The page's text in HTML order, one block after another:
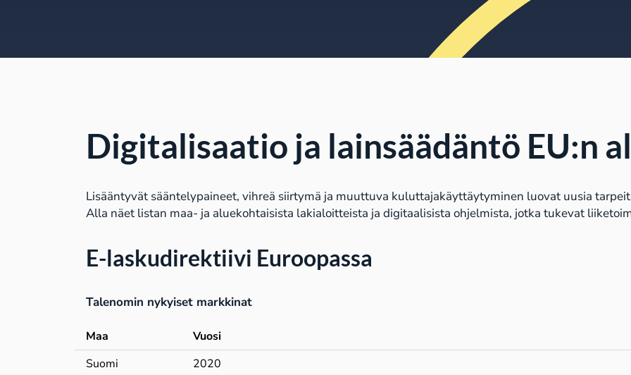
Digitalisaatio ja lainsäädäntö EU:n
Lisääntyvät sääntelypaineet, vihreä siirtymä ja muuttuva kuluttajakäyttäytyminen luovat uusia
Alla näet listan maa- ja aluekohtaisista lakialoitteista ja digitaalisista ohjelmista, jotka tukevat
E-laskudirektiivi Euroopassa
Talenomin nykyiset markkinat
Maa Vuosi
Suomi
2020